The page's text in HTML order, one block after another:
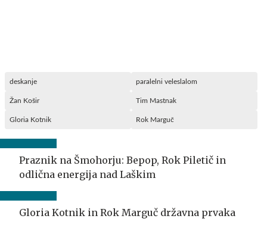
deskanje paralelni veleslalom
Žan Košir Tim Mastnak
Gloria Kotnik Rok Marguč
Praznik na Šmohorju: Bepop, Rok Piletič in
odlična energija nad Laškim
Gloria Kotnik in Rok Marguč državna prvaka